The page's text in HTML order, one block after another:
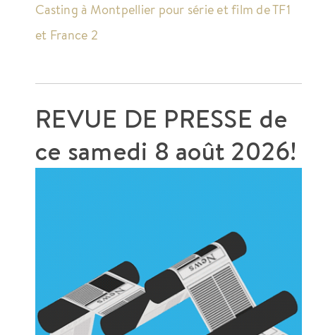
Casting à Montpellier pour série et film de TF1
et France 2
REVUE DE PRESSE de
ce samedi 8 août 2026!